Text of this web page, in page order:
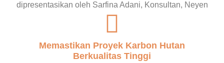
dipresentasikan oleh Sarfina Adani, Konsultan, Neyen
Memastikan Proyek Karbon Hutan
Berkualitas Tinggi